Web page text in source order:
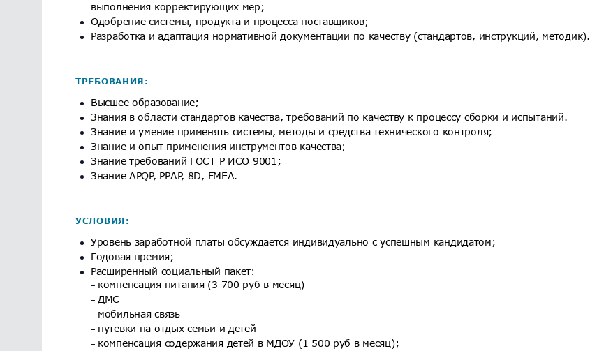
выполнения корректирующих мер;
Одобрение системы, продукта и процесса поставщиков;
Разработка и адаптация нормативной документации по качеству (стандартов, инструкций, методик).
ТРЕБОВАНИЯ:
Высшее образование;
Знания в области стандартов качества, требований по качеству к процессу сборки и испытаний.
Знание и умение применять системы, методы и средства технического контроля;
Знание и опыт применения инструментов качества;
Знание требований ГОСТ Р ИСО 9001;​​​​​​​
Знание APQP, PPAP, 8D, FMEA.
УСЛОВИЯ:
Уровень заработной платы обсуждается индивидуально с успешным кандидатом;​​​​​​​
Годовая премия;​​​​​​​
Расширенный социальный пакет:
компенсация питания (3 700 руб в месяц)
ДМС
мобильная связь
путевки на отдых семьи и детей
компенсация содержания детей в МДОУ (1 500 руб в месяц);​​​​​​​